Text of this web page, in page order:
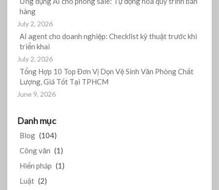
hàng
July 2, 2026
AI agent cho doanh nghiệp: Checklist kỹ thuật trước khi
triển khai
July 2, 2026
Tổng Hợp 10 Top Đơn Vị Dọn Vệ Sinh Văn Phòng Chất
Lượng, Giá Tốt Tại TPHCM
June 9, 2026
Danh mục
Blog (104)
Công văn (1)
Hiến pháp (1)
Luật (2)